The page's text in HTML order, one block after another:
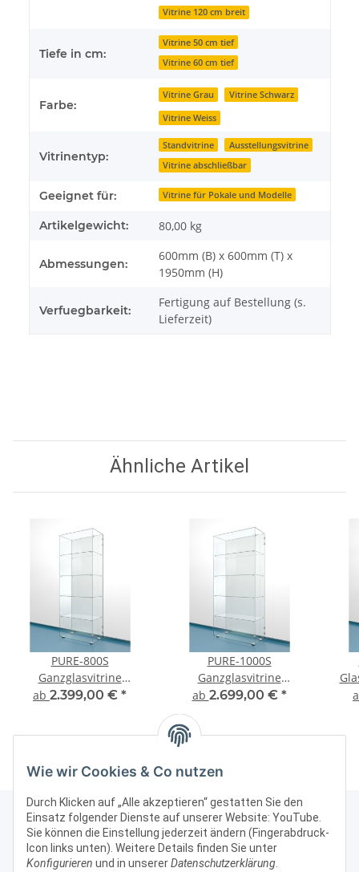
Wie wir Cookies & Co nutzen
Durch Klicken auf „Alle akzeptieren“ gestatten Sie den
Einsatz folgender Dienste auf unserer Website: YouTube.
Sie können die Einstellung jederzeit ändern (Fingerabdruck-
Icon links unten). Weitere Details finden Sie unter
Konfigurieren und in unsererDatenschutzerklärung.
Vitrine 120 cm breit
Tiefe in cm:
Vitrine 50 cm tief
Vitrine 60 cm tief
Farbe:
Vitrine Grau Vitrine Schwarz
Vitrine Weiss
Vitrinentyp:
Standvitrine
Ausstellungsvitrine
Vitrine abschließbar
Geeignet für: Vitrine für Pokale und Modelle
Artikelgewicht: 80,00 kg
Abmessungen:
600mm (B) x 600mm (T) x
1950mm (H)
Verfuegbarkeit:
Fertigung auf Bestellung (s.
Lieferzeit)
Ähnliche Artikel
PURE-800S
Ganzglasvitrine
staubdicht
ab 2.399,00 € *
PURE-1000S
Ganzglasvitrine
staubdicht
Präsentationsvitrine
ab 2.699,00 € *
Kontakt & Rechtliches